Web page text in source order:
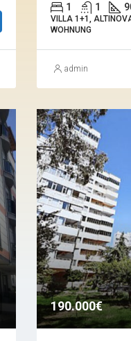
1 1
VILLA 1+1,
WOHNUNG
admin
190.000€